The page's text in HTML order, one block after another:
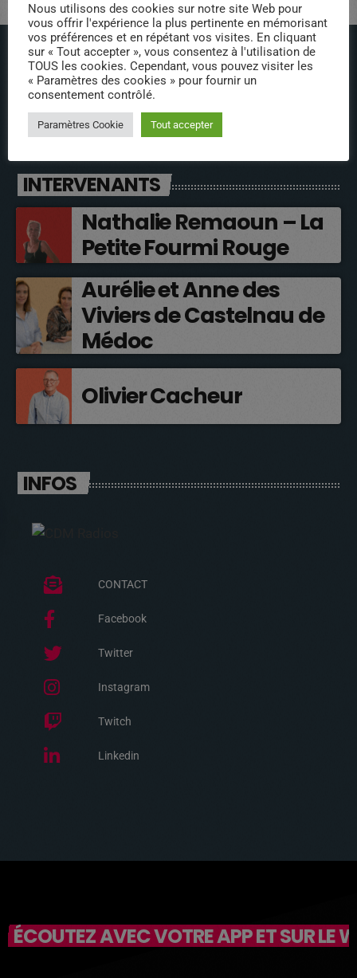
ÉPISODES DE PODCAST
INTERVENANTS
Nathalie Remaoun – La
Petite Fourmi Rouge
Aurélie et Anne des
Viviers de Castelnau de
Médoc
Olivier Cacheur
INFOS
CONTACT
Facebook
Twitter
Instagram
Twitch
Linkedin
ÉCOUTEZ AVEC VOTRE APP ET SUR LE
Nous utilisons des cookies sur notre site Web pour
vous offrir l'expérience la plus pertinente en mémorisant
vos préférences et en répétant vos visites. En cliquant
sur « Tout accepter », vous consentez à l'utilisation de
TOUS les cookies. Cependant, vous pouvez visiter les
« Paramètres des cookies » pour fournir un
consentement contrôlé.
Paramètres Cookie Tout accepter